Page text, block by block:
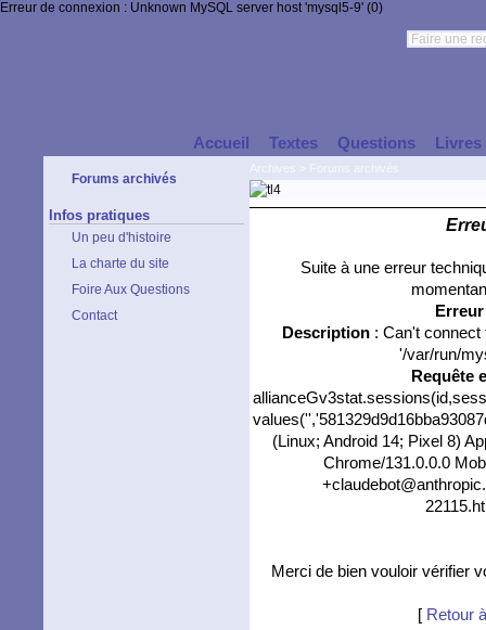
Erreur de connexion : Unknown MySQL server host 'mysql5-9' (0)
Accueil Textes Questions Livres
Forums archivés
Infos pratiques
Un peu d'histoire
La charte du site
Foire Aux Questions
Contact
Suite à une erreur
Description: Can't connect
'/var/run/
Requête
(Linux; Android 14; Pixel 8)
Chrome/131.0.0.0
Merci de bien vouloir vérifier
[ Retour